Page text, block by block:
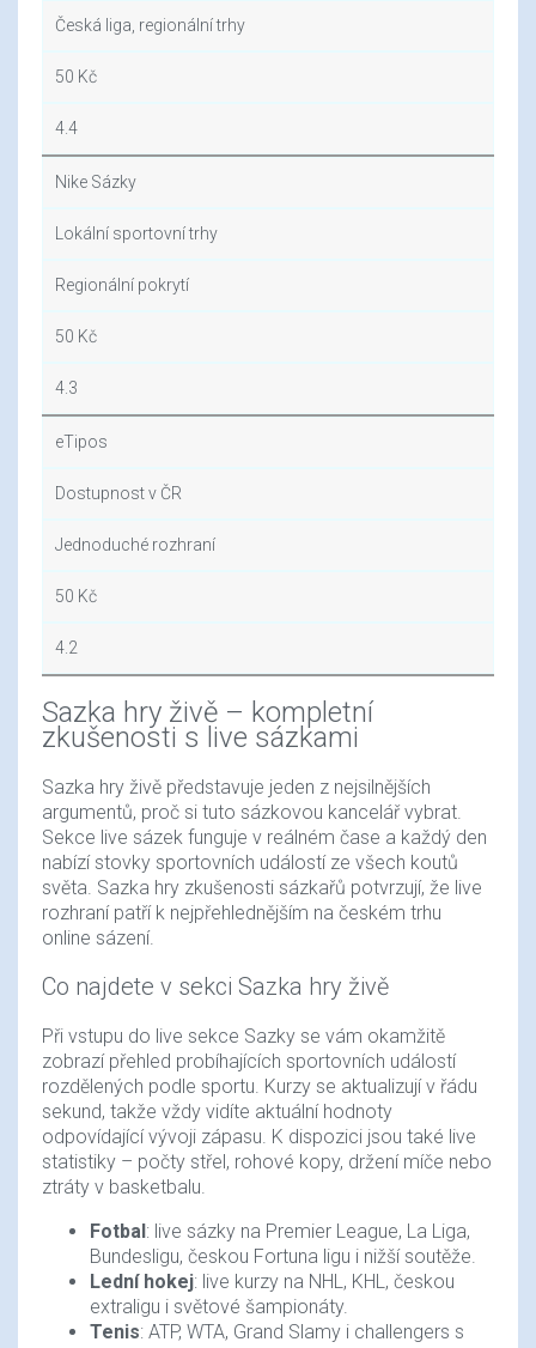
Česká liga, regionální trhy
50 Kč
4.4
Nike Sázky
Lokální sportovní trhy
Regionální pokrytí
50 Kč
4.3
eTipos
Dostupnost v ČR
Jednoduché rozhraní
50 Kč
4.2
Sazka hry živě – kompletní
zkušenosti s live sázkami
Sazka hry živě představuje jeden z nejsilnějších
argumentů, proč si tuto sázkovou kancelář vybrat.
Sekce live sázek funguje v reálném čase a každý den
nabízí stovky sportovních událostí ze všech koutů
světa. Sazka hry zkušenosti sázkařů potvrzují, že live
rozhraní patří k nejpřehlednějším na českém trhu
online sázení.
Co najdete v sekci Sazka hry živě
Při vstupu do live sekce Sazky se vám okamžitě
zobrazí přehled probíhajících sportovních událostí
rozdělených podle sportu. Kurzy se aktualizují v řádu
sekund, takže vždy vidíte aktuální hodnoty
odpovídající vývoji zápasu. K dispozici jsou také live
statistiky – počty střel, rohové kopy, držení míče nebo
ztráty v basketbalu.
Fotbal: live sázky na Premier League, La Liga,
Bundesligu, českou Fortuna ligu i nižší soutěže.
Lední hokej: live kurzy na NHL, KHL, českou
extraligu i světové šampionáty.
Tenis: ATP, WTA, Grand Slamy i challengers s